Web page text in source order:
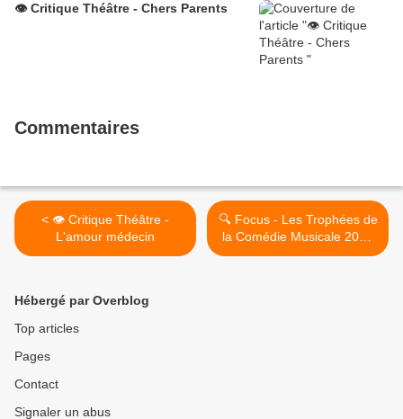
👁️ Critique Théâtre - Chers Parents
Commentaires
< 👁️ Critique Théâtre -
L'amour médecin
🔍 Focus - Les Trophées de
la Comédie Musicale 2022
>
Hébergé par Overblog
Top articles
Pages
Contact
Signaler un abus